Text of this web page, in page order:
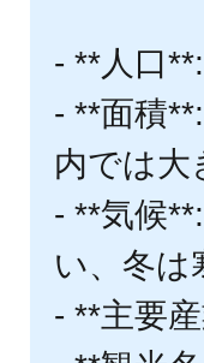
- **人口
- **面積
内では大
- **気候
い、冬は
- **主要